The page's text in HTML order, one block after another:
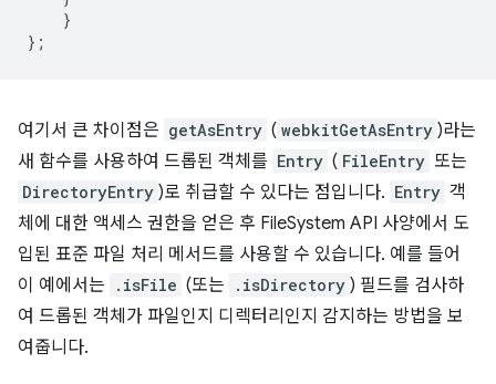
}
};
여기서 큰 차이점은 getAsEntry ( webkitGetAsEntry )라는
새 함수를 사용하여 드롭된 객체를 Entry ( FileEntry 또는
DirectoryEntry )로 취급할 수 있다는 점입니다. Entry 객
체에 대한 액세스 권한을 얻은 후 FileSystem API 사양에서 도
입된 표준 파일 처리 메서드를 사용할 수 있습니다. 예를 들어
이 예에서는
.isFile (또는 .isDirectory ) 필드를 검사하
여 드롭된 객체가 파일인지 디렉터리인지 감지하는 방법을 보
여줍니다.